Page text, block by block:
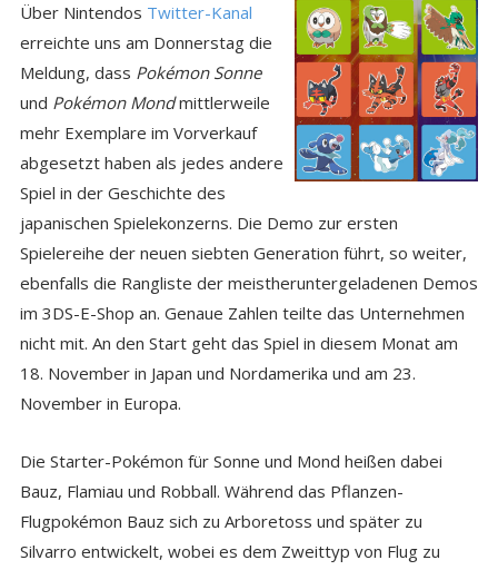
Über Nintendos Twitter-Kanal
erreichte uns am Donnerstag die
Meldung, dass Pokémon Sonne
und Pokémon Mondmittlerweile
mehr Exemplare im Vorverkauf
abgesetzt haben als jedes andere
Spiel in der Geschichte des
japanischen Spielekonzerns. Die Demo zur ersten
Spielereihe der neuen siebten Generation führt, so weiter,
ebenfalls die Rangliste der meistheruntergeladenen Demos
im 3DS-E-Shop an. Genaue Zahlen teilte das Unternehmen
nicht mit. An den Start geht das Spiel in diesem Monat am
18. November in Japan und Nordamerika und am 23.
November in Europa.
Die Starter-Pokémon für Sonne und Mond heißen dabei
Bauz, Flamiau und Robball. Während das Pflanzen-
Flugpokémon Bauz sich zu Arboretoss und später zu
Silvarro entwickelt, wobei es dem Zweittyp von Flug zu